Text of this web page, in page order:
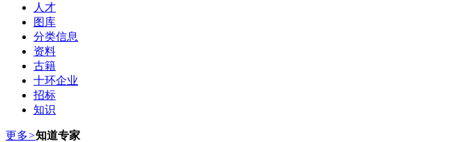
人才
图库
分类信息
资料
古籍
十环企业
招标
知识
更多>知道专家